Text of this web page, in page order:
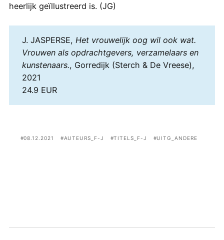
heerlijk geïllustreerd is. (JG)
J. JASPERSE, Het vrouwelijk oog wil ook wat.
Vrouwen als opdrachtgevers, verzamelaars en
kunstenaars., Gorredijk (Sterch & De Vreese),
2021
24.9 EUR
08.12.2021 AUTEURS_F-J TITELS_F-J UITG_ANDERE